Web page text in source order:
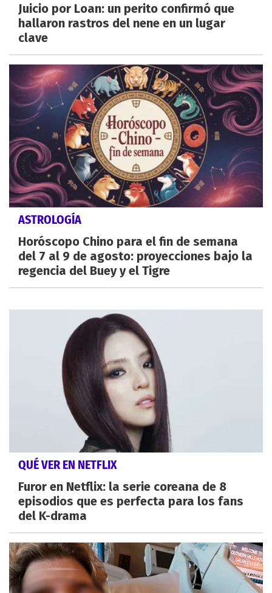
Juicio por Loan: un perito confirmó que
hallaron rastros del nene en un lugar
clave
ASTROLOGÍA
Horóscopo Chino para el fin de semana
del 7 al 9 de agosto: proyecciones bajo la
regencia del Buey y el Tigre
QUÉ VER EN NETFLIX
Furor en Netflix: la serie coreana de 8
episodios que es perfecta para los fans
del K-drama